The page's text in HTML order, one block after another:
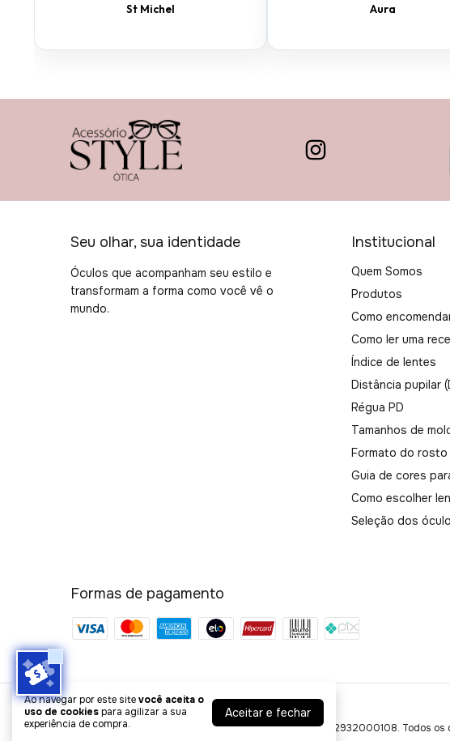
Ao navegar por este sitevocê aceita o
uso de cookiespara agilizar a sua
experiência de compra.
Aceitar e fechar
St Michel Aura
Seu olhar, sua identidade
Óculos que acompanham seu estilo e
transformam a forma como você vê o
mundo.
Institucional
Quem Somos
Produtos
Como
Como ler uma
Índice de lentes
Distância pupilar
Régua PD
Tamanhos de
Formato do rosto
Guia de cores
Como escolher
Seleção dos
Formas de pagamento
Ótica Style
©2026. STYLE COMÉRCIO DE ARTIGOS ÓPTICOS - 32172932000108. Todos